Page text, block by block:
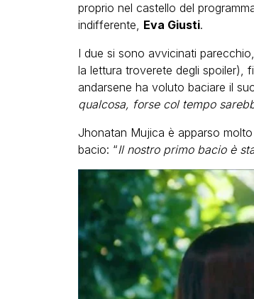
proprio nel castello del
indifferente, Eva Giusti.
I due si sono avvicinati
la lettura troverete degli spoiler),
andarsene ha voluto baciare il
qualcosa, forse col tempo
Jhonatan Mujica è apparso
bacio: “Il nostro primo bacio è